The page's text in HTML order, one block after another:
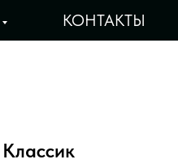
КОНТАКТЫ